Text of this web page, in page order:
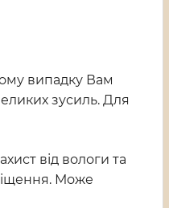
випадку Вам
зусиль. Для
від вологи та
Може